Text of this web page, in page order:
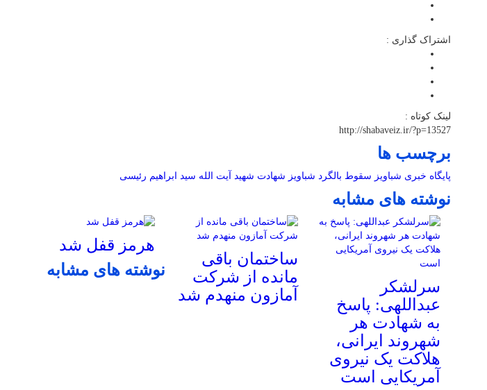
اشتراک گذاری :
لینک کوتاه :
http://shabaveiz.ir/?p=13527
برچسب ها
پایگاه خبری شباویز سقوط بالگرد شباویز شهادت شهید آیت الله سید ابراهیم رئیسی
نوشته های مشابه
سرلشکر
عبداللهی: پاسخ
به شهادت هر
شهروند ایرانی،
هلاکت یک نیروی
آمریکایی است
ساختمان باقی
مانده از شرکت
آمازون منهدم شد
هرمز قفل شد
نوشته های مشابه